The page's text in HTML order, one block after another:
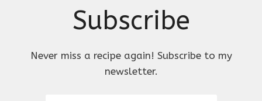
Subscribe
Never miss a recipe again! Subscribe to my
newsletter.